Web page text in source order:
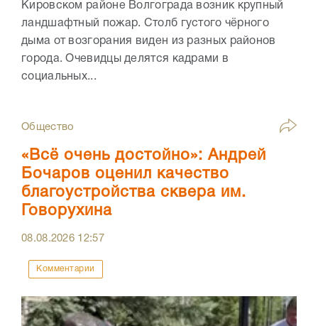
Кировском районе Волгограда возник крупный
ландшафтный пожар. Столб густого чёрного
дыма от возгорания виден из разных районов
города. Очевидцы делятся кадрами в
социальных...
Общество
«Всё очень достойно»: Андрей
Бочаров оценил качество
благоустройства сквера им.
Говорухина
08.08.2026 12:57
Комментарии